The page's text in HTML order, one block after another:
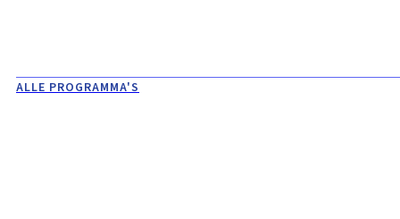
ALLE PROGRAMMA'S